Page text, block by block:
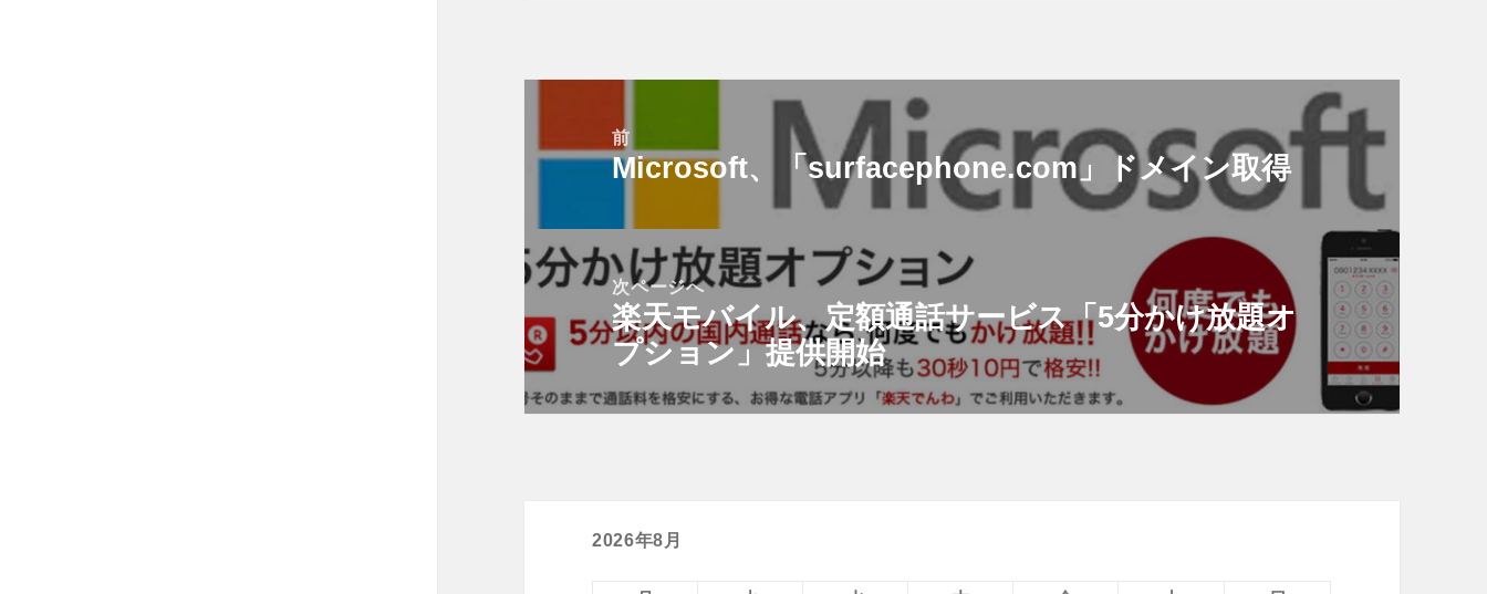
ナ
ゲ
ー
シ
ョ
ン
前
前
投
稿:
Microsoft、「surfacephone.com」ドメイン取得
次ページへ
次
の
稿:
楽天モバイル、定額通話サービス「5分かけ放題オ
プション」提供開始
2026年8月